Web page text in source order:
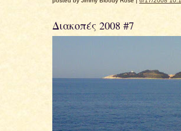
Διακοπές 2008 #7